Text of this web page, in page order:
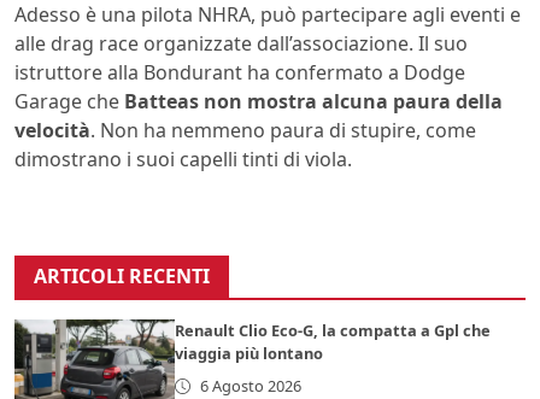
Adesso è una pilota NHRA, può partecipare agli eventi e
alle drag race organizzate dall’associazione. Il suo
istruttore alla Bondurant ha confermato a Dodge
Garage che Batteas non mostra alcuna paura della
velocità. Non ha nemmeno paura di stupire, come
dimostrano i suoi capelli tinti di viola.
ARTICOLI RECENTI
Renault Clio Eco-G, la compatta a Gpl che
viaggia più lontano
6 Agosto 2026